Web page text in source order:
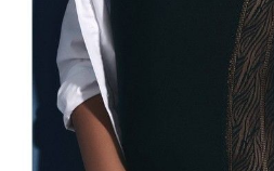
DODAJ DO KOSZYKA
Jak złożyć zamówienie
POWIADOM MNIE O DOSTĘPNOŚCI